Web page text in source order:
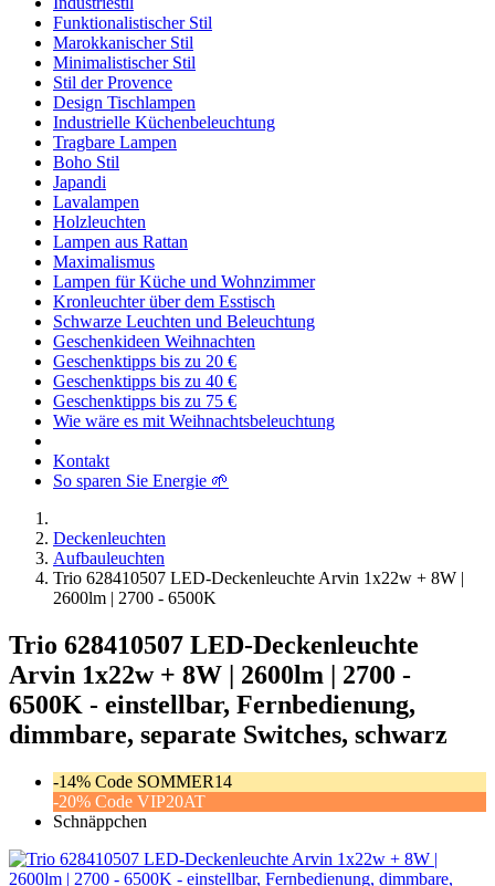
Funktionalistischer Stil
Marokkanischer Stil
Minimalistischer Stil
Stil der Provence
Design Tischlampen
Industrielle Küchenbeleuchtung
Tragbare Lampen
Boho Stil
Japandi
Lavalampen
Holzleuchten
Lampen aus Rattan
Maximalismus
Lampen für Küche und Wohnzimmer
Kronleuchter über dem Esstisch
Schwarze Leuchten und Beleuchtung
Geschenkideen Weihnachten
Geschenktipps bis zu 20 €
Geschenktipps bis zu 40 €
Geschenktipps bis zu 75 €
Wie wäre es mit Weihnachtsbeleuchtung
Kontakt
So sparen Sie Energie 🌱
Deckenleuchten
Aufbauleuchten
Trio 628410507 LED-Deckenleuchte Arvin 1x22w + 8W |
2600lm | 2700 - 6500K
Trio 628410507 LED-Deckenleuchte
Arvin 1x22w + 8W | 2600lm | 2700 -
6500K - einstellbar, Fernbedienung,
dimmbare, separate Switches, schwarz
-14% Code SOMMER14
-20% Code VIP20AT
Schnäppchen